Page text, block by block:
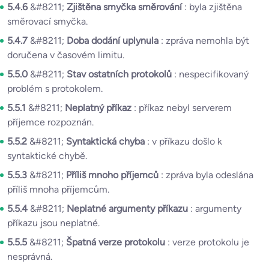
5.4.6 &#8211; Zjištěna smyčka směrování : byla zjištěna
směrovací smyčka.
5.4.7 &#8211; Doba dodání uplynula : zpráva nemohla být
doručena v časovém limitu.
5.5.0 &#8211; Stav ostatních protokolů : nespecifikovaný
problém s protokolem.
5.5.1 &#8211; Neplatný příkaz : příkaz nebyl serverem
příjemce rozpoznán.
5.5.2 &#8211; Syntaktická chyba : v příkazu došlo k
syntaktické chybě.
5.5.3 &#8211; Příliš mnoho příjemců : zpráva byla odeslána
příliš mnoha příjemcům.
5.5.4 &#8211; Neplatné argumenty příkazu : argumenty
příkazu jsou neplatné.
5.5.5 &#8211; Špatná verze protokolu : verze protokolu je
nesprávná.